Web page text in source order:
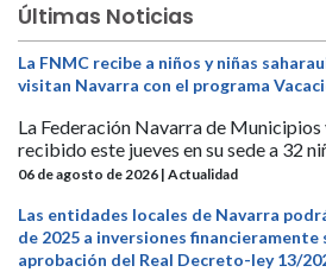
Últimas Noticias
La FNMC recibe a niños y niñas
visitan Navarra con el programa
La Federación Navarra de
recibido este jueves en su sede a 32
06 de agosto de 2026 | Actualidad
Las entidades locales de Navarra
de 2025 a inversiones
aprobación del Real Decreto-ley 13/